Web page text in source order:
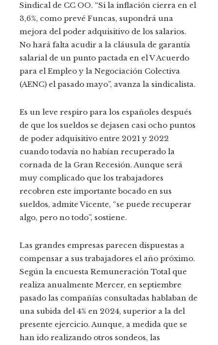
Sindical de CC OO. “Si la inflación cierra en el
3,6%, como prevé Funcas, supondrá una
mejora del poder adquisitivo de los salarios.
No hará falta acudir a la cláusula de garantía
salarial de un punto pactada en el V Acuerdo
para el Empleo y la Negociación Colectiva
(AENC) el pasado mayo”, avanza la sindicalista.
Es un leve respiro para los españoles después
de que los sueldos se dejasen casi ocho puntos
de poder adquisitivo entre 2021 y 2022
cuando todavía no habían recuperado la
cornada de la Gran Recesión. Aunque será
muy complicado que los trabajadores
recobren este importante bocado en sus
sueldos, admite Vicente, “se puede recuperar
algo, pero no todo”, sostiene.
Las grandes empresas parecen dispuestas a
compensar a sus trabajadores el año próximo.
Según la encuesta Remuneración Total que
realiza anualmente Mercer, en septiembre
pasado las compañías consultadas hablaban de
una subida del 4% en 2024, superior a la del
presente ejercicio. Aunque, a medida que se
han ido realizando otros sondeos, las